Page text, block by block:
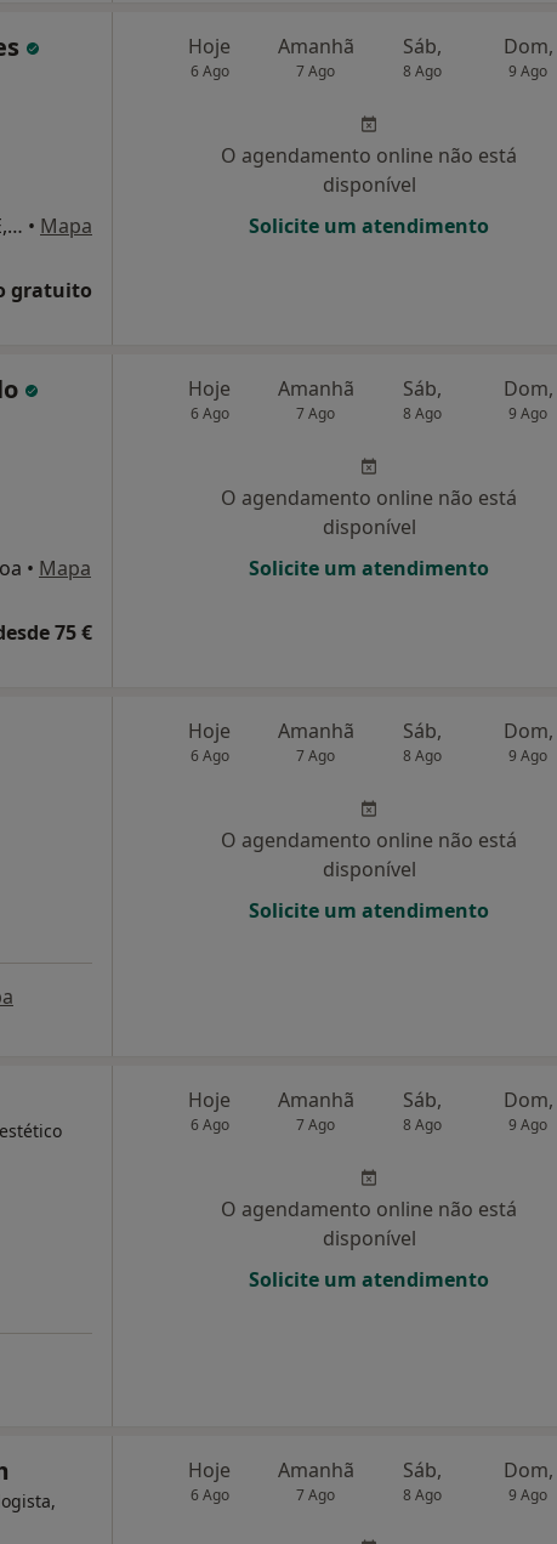
Rua Adriano Correia de Oliveira Loja 6E, Lisboa • Mapa
gratuito
Hoje
6 Ago
Amanhã
7 Ago
Sáb,
8 Ago
Dom,
9 Ago
O agendamento online não está
disponível
Solicite um atendimento
• Mapa
75 €
Hoje
6 Ago
Amanhã
7 Ago
Sáb,
8 Ago
Dom,
9 Ago
O agendamento online não está
disponível
Solicite um atendimento
Hoje
6 Ago
Amanhã
7 Ago
Sáb,
8 Ago
Dom,
9 Ago
O agendamento online não está
disponível
Solicite um atendimento
Hoje
6 Ago
Amanhã
7 Ago
Sáb,
8 Ago
Dom,
9 Ago
O agendamento online não está
disponível
Solicite um atendimento
Hoje
6 Ago
Amanhã
7 Ago
Sáb,
8 Ago
Dom,
9 Ago